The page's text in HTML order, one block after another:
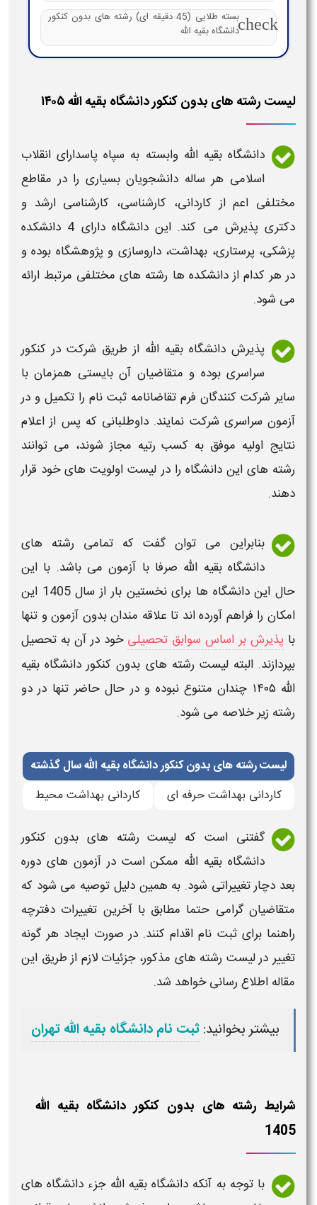
check
بسته طلایی (45 دقیقه ای) رشته های بدون کنکور
دانشگاه بقیه الله
لیست رشته های بدون کنکور دانشگاه بقیه الله ۱۴۰۵
دانشگاه بقیه الله وابسته به سپاه پاسدارای انقلاب
اسلامی هر ساله دانشجویان بسیاری را در مقاطع
مختلفی اعم از کاردانی، کارشناسی، کارشناسی ارشد و
دکتری پذیرش می کند. ایندانشگاه
دارای 4 دانشکده
پزشکی، پرستاری، بهداشت، داروسازی و پژوهشگاه بوده و
در هر کدام از دانشکده ها رشته هایمختلفی مرتبط ارائه
می شود.
پذیرش دانشگاه بقیه الله از طریق شرکت در کنکور
سراسری بوده و متقاضیان آن بایستی همزمان با
سایر شرکت کنندگان فرم تقاضانامه ثبت نام را تکمیل و در
آزمون سراسری شرکت نمایند. داوطلبانی که پس از اعلام
نتایج اولیه موفق به کسب رتیه مجاز شوند، می توانند
رشته هایایندانشگاه را در لیست اولویت های خود قرار
دهند.
بنابراین می توان گفت که تمامی رشته های
دانشگاه بقیه الله صرفا با آزمون می باشد. با این
حال ایندانشگاه ها برای نخستین بار از سال1405 این
امکان را فراهم آورده اند تا علاقه مندانبدون آزمون و تنها
با پذیرش بر اساس سوابق تحصیلی خود در آن به تحصیل
بپردازند. البتهلیست رشته های بدون کنکور دانشگاه بقیه
الله ۱۴۰۵
چندان متنوع نبوده و در حال حاضر تنها در دو
رشته زیر خلاصه می شود.
لیست رشته های بدون کنکور دانشگاه بقیه الله سال گذشته
کاردانی بهداشت حرفه ای
کاردانی بهداشت محیط
گفتنی است که لیست رشته های بدون کنکور
دانشگاه بقیه الله ممکن است در آزمون های دوره
بعد دچار تغییراتی شود. به همین دلیل توصیه می شود که
متقاضیان گرامی حتما مطابق با آخرین تغییرات دفترچه
راهنما برای ثبت نام اقدام کنند. در صورت ایجاد هر گونه
تغییر درلیست رشته های مذکور، جزئیات لازم از طریق این
مقاله اطلاع رسانی خواهد شد.
بیشتر بخوانید:ثبت نام دانشگاه بقیه الله تهران
شرایط رشته های بدون کنکور دانشگاه بقیه الله
1405
با توجه به آنکه دانشگاه بقیه الله جزء دانشگاه های